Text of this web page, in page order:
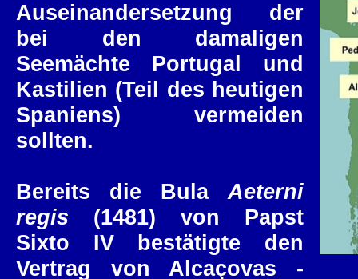
Auseinandersetzung der
bei den damaligen
Seemächte Portugal und
Kastilien (Teil des heutigen
Spaniens) vermeiden
sollten.
Bereits die Bula Aeterni
regis (1481) von Papst
Sixto IV bestätigte den
Vertrag von Alcaçovas -